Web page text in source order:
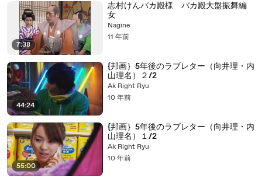
7:38
志村けんバカ殿様 バカ殿大盤振舞編
女
Nagine
11 年前
44:24
{邦画｝5年後のラブレター（向井理・内
山理名）２/2
Ak Right Ryu
10 年前
55:00
{邦画｝5年後のラブレター（向井理・内
山理名）１/2
Ak Right Ryu
10 年前